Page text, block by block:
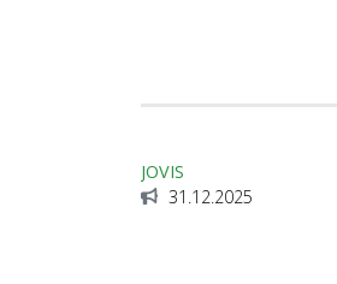
JOVIS
31.12.2025